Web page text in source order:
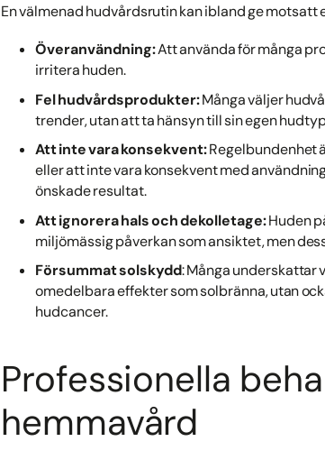
En välmenad hudvårdsrutin kan ibland ge
Överanvändning:Att använda för många
irritera huden.
Fel hudvårdsprodukter:Många väljer
trender, utan att ta hänsyn till sin egen
Att inte vara konsekvent:Regelbundenhet
eller att inte vara konsekvent med
önskade resultat.
Att ignorera hals och dekolletage:Huden
miljömässig påverkan som ansiktet, men
Försummat solskydd: Många underskattar
omedelbara effekter som solbränna, utan
hudcancer.
Professionella
hemmavård